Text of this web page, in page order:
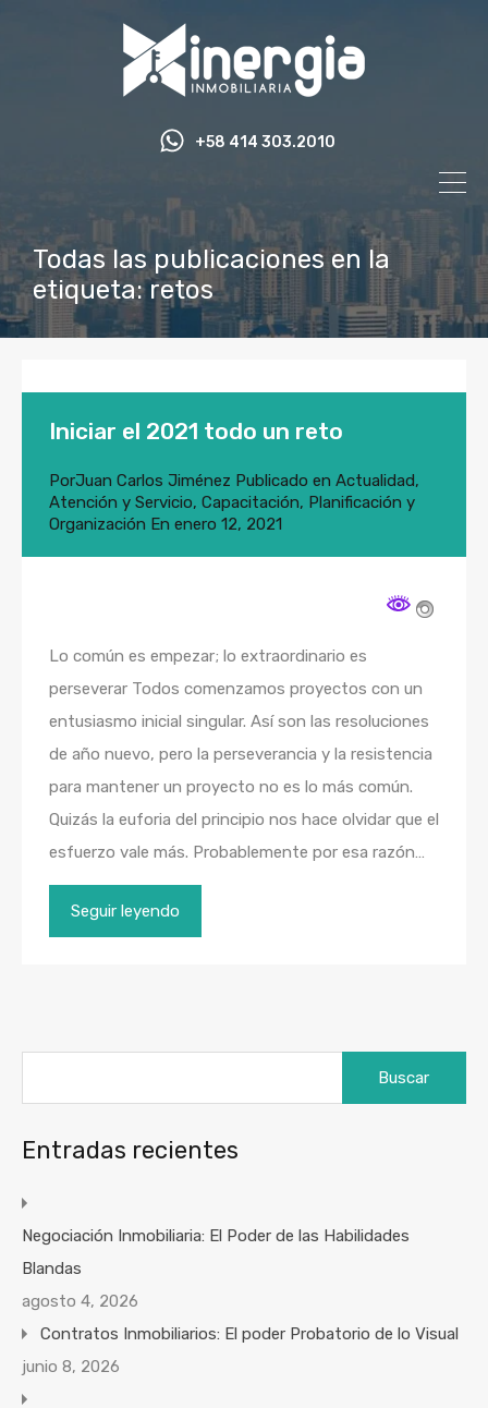
+58 414 303.2010
Todas las publicaciones en la
etiqueta: retos
Iniciar el 2021 todo un reto
PorJuan Carlos Jiménez Publicado en Actualidad,
Atención y Servicio, Capacitación, Planificación y
Organización En enero 12, 2021
Lo común es empezar; lo extraordinario es
perseverar Todos comenzamos proyectos con un
entusiasmo inicial singular. Así son las resoluciones
de año nuevo, pero la perseverancia y la resistencia
para mantener un proyecto no es lo más común.
Quizás la euforia del principio nos hace olvidar que el
esfuerzo vale más. Probablemente por esa razón…
Seguir leyendo
Entradas recientes
Negociación Inmobiliaria: El Poder de las Habilidades
Blandas
agosto 4, 2026
Contratos Inmobiliarios: El poder Probatorio de lo Visual
junio 8, 2026